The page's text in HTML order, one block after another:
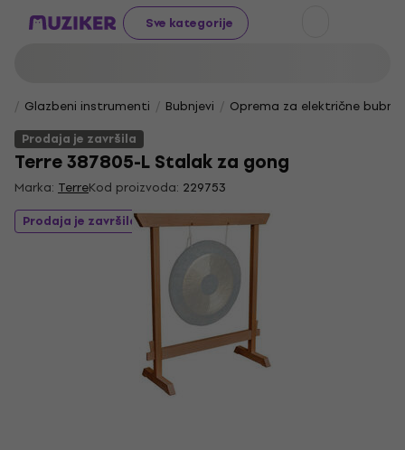
Sve kategorije
Glazbeni instrumenti Bubnjevi
Oprema za električne
Prodaja je završila
Terre 387805-L Stalak za gong
Marka: TerreKod proizvoda: 229753
Prodaja je završila